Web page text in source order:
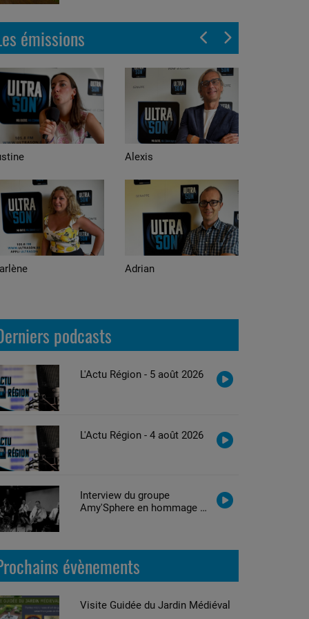
émissions
Alexis
Adrian
podcasts
L'Actu Région - 5 août 2026
L'Actu Région - 4 août 2026
Interview du groupe
Amy'Sphere en hommage à
évènements
Visite Guidée du Jardin Médiéval